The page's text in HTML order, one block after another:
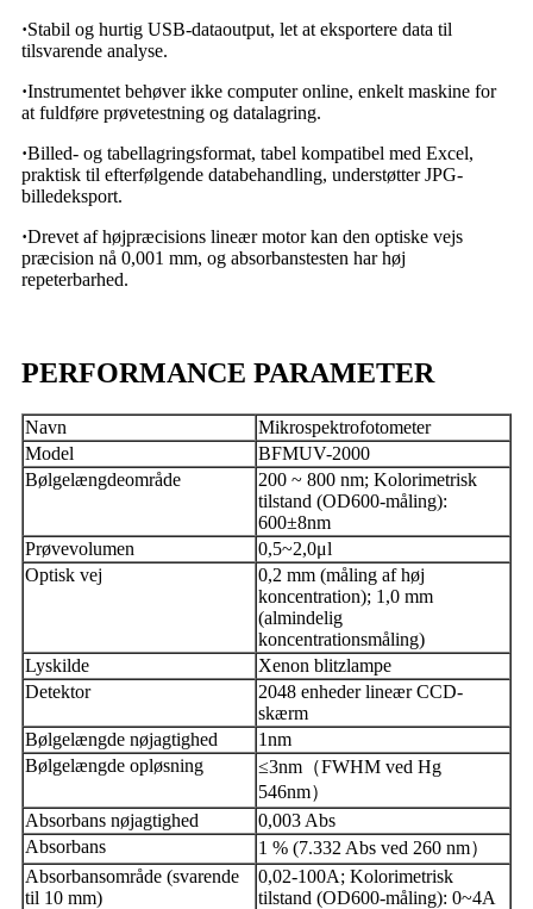
·Stabil og hurtig USB-dataoutput, let at eksportere data til
tilsvarende analyse.
·Instrumentet behøver ikke computer online, enkelt maskine for
at fuldføre prøvetestning og datalagring.
·Billed- og tabellagringsformat, tabel kompatibel med Excel,
praktisk til efterfølgende databehandling, understøtter JPG-
billedeksport.
·Drevet af højpræcisions lineær motor kan den optiske vejs
præcision nå 0,001 mm, og absorbanstesten har høj
repeterbarhed.
PERFORMANCE PARAMETER
Navn
Mikrospektrofotometer
Model
BFMUV-2000
Bølgelængdeområde
200 ~ 800 nm; Kolorimetrisk
tilstand (OD600-måling):
600±8nm
Prøvevolumen
0,5~2,0μl
Optisk vej
0,2 mm (måling af høj
koncentration); 1,0 mm
(almindelig
koncentrationsmåling)
Lyskilde
Xenon blitzlampe
Detektor
2048 enheder lineær CCD-
skærm
Bølgelængde nøjagtighed
1nm
Bølgelængde opløsning
≤3nm（FWHM ved Hg
546nm）
Absorbans nøjagtighed
0,003 Abs
Absorbans
1 % (7.332 Abs ved 260 nm）
Absorbansområde (svarende
til 10 mm)
0,02-100A; Kolorimetrisk
tilstand (OD600-måling): 0~4A